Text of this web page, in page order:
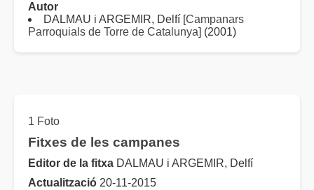
Autor
DALMAU i ARGEMIR, Delfí [Campanars
Parroquials de Torre de Catalunya] (2001)
1 Foto
Fitxes de les campanes
Editor de la fitxa DALMAU i ARGEMIR, Delfí
Actualització 20-11-2015